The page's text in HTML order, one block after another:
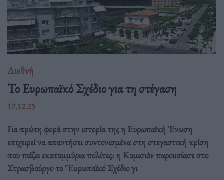
Διεθνή
Το Ευρωπαϊκό Σχέδιο για τη στέγαση
17.12.25
Για πρώτη φορά στην ιστορία της η Ευρωπαϊκή Ένωση
επιχειρεί να απαντήσει συντονισμένα στη στεγαστική κρίση
που πιέζει εκατομμύρια πολίτες: η Κομισιόν παρουσίασε στο
Στρασβούργο το "Ευρωπαϊκό Σχέδιο γι